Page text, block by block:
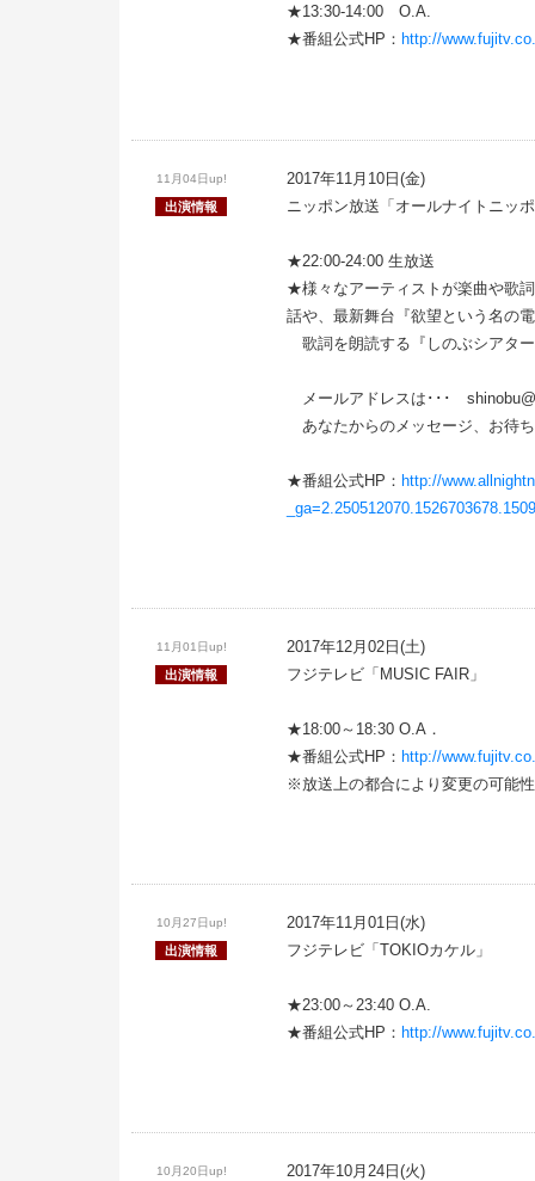
★13:30-14:00 O.A.
★番組公式HP： http://
11月04日up!
出演情報
2017年11月10日(金)
ニッポン放送「オールナイトニッ
★22:00-24:00 生放送
★様々なアーティストが楽曲や歌
話や、最新舞台『欲望という名の
歌詞を朗読する『しのぶシアタ
メールアドレスは･･･
あなたからのメッセージ、お待
★番組公式HP： http://
11月01日up!
出演情報
2017年12月02日(土)
フジテレビ「MUSIC FAIR」
★18:00～18:30 O.A．
★番組公式HP： http://
※放送上の都合により変更の可能
10月27日up!
出演情報
2017年11月01日(水)
フジテレビ「TOKIOカケル」
★23:00～23:40 O.A.
★番組公式HP： http://
10月20日up! 2017年10月24日(火)